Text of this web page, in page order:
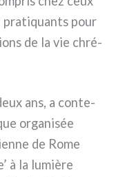
pour
de la vie chré­
ans, a con­te­
orga­ni­sée
de Rome
à la lumiè­re